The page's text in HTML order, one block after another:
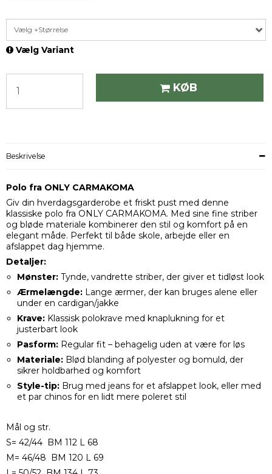
Vælg +Størrelse
Vælg Variant
KØB
Beskrivelse
Polo fra ONLY CARMAKOMA
Giv din hverdagsgarderobe et friskt pust med denne
klassiske polo fra ONLY CARMAKOMA. Med sine fine striber
og bløde materiale kombinerer den stil og komfort på en
elegant måde. Perfekt til både skole, arbejde eller en
afslappet dag hjemme.
Detaljer:
Mønster:Tynde, vandrette striber, der giver et tidløst look
Ærmelængde:Lange ærmer, der kan bruges alene eller
under en cardigan/jakke
Krave:Klassisk polokrave med knaplukning for et
justerbart look
Pasform:Regular fit – behagelig uden at være for løs
Materiale:Blød blanding af polyester og bomuld, der
sikrer holdbarhed og komfort
Style-tip:Brug med jeans for et afslappet look, eller med
et par chinos for en lidt mere poleret stil
Mål og str.
S= 42/44 BM 112 L 68
M= 46/48 BM 120 L 69